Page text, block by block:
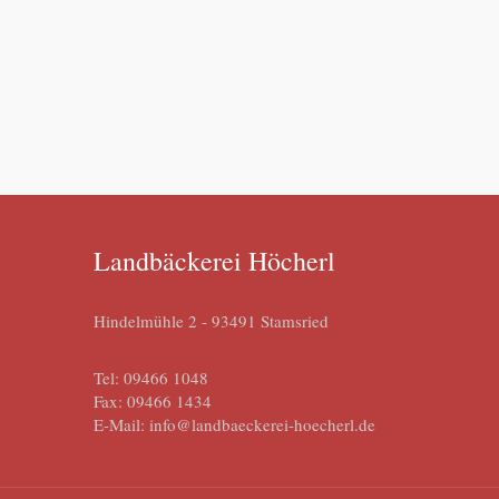
Landbäckerei Höcherl
Hindelmühle 2 - 93491 Stamsried
Tel: 09466 1048
Fax: 09466 1434
E-Mail: info@landbaeckerei-hoecherl.de